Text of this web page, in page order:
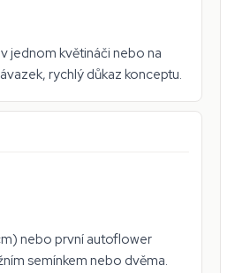
jednom květináči nebo na
rychlý důkaz konceptu.
nebo první autoflower
semínkem nebo dvěma.